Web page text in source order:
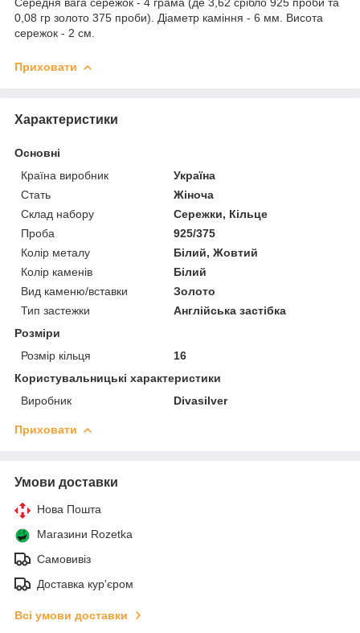
0,08 гр золото 375 проби). Діаметр каміння - 6 мм. Висота
сережок - 2 см.
Приховати
Характеристики
Основні
Країна виробник
Україна
Стать
Жіноча
Склад набору
Сережки, Кільце
Проба
925/375
Колір металу
Білий, Жовтий
Колір каменів
Білий
Вид каменю/вставки
Золото
Тип застежки
Англійська застібка
Розміри
Розмір кільця
16
Користувальницькі характеристики
Виробник
Divasilver
Приховати
Умови доставки
Нова Пошта
Магазини Rozetka
Самовивіз
Доставка кур'єром
Всі умови доставки